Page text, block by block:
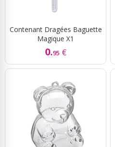
Contenant Dragées Baguette
Magique X1
0.95 €